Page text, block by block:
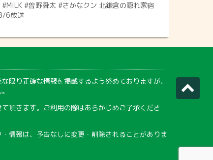
#MILK #曽野舜太 #さかなクン 北鎌倉の隠れ家宿
6放送
限り正確な情報を掲載するよう努めておりますが、
頂きます。ご利用の際はあらかじめご了承くださ
情報は、予告なしに変更・削除されることがありま